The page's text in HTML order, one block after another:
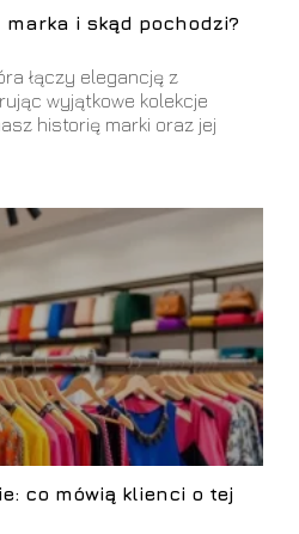
i skąd pochodzi?
łączy elegancję z
wyjątkowe kolekcje
historię marki oraz jej
co mówią klienci o tej